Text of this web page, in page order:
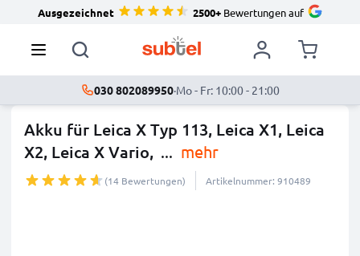
Ausgezeichnet 2500+Bewertungen auf
030 802089950·Mo - Fr: 10:00 - 21:00
Akku für Leica X Typ 113, Leica X1, Leica
X2, Leica X Vario, ... mehr
(14 Bewertungen) Artikelnummer: 910489